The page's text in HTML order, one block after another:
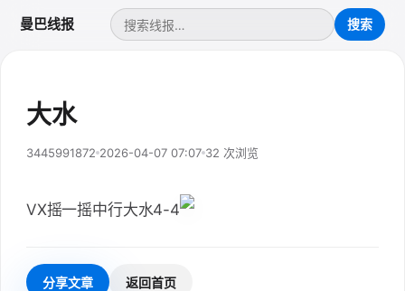
曼巴线报
大水
3445991872 2026-04-07 07:07 32 次浏览
VX摇一摇中行大水4-4
分享文章 返回首页